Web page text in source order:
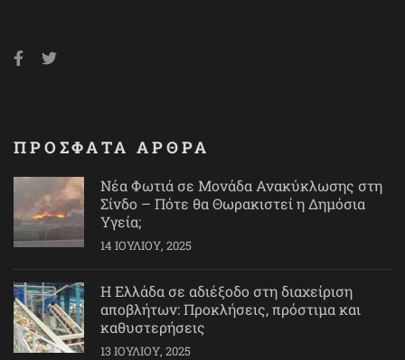
ΠΡΟΣΦΑΤΑ ΑΡΘΡΑ
Νέα Φωτιά σε Μονάδα Ανακύκλωσης στη
Σίνδο – Πότε θα Θωρακιστεί η Δημόσια
Υγεία;
14 ΙΟΥΛΊΟΥ, 2025
Η Ελλάδα σε αδιέξοδο στη διαχείριση
αποβλήτων: Προκλήσεις, πρόστιμα και
καθυστερήσεις
13 ΙΟΥΛΊΟΥ, 2025